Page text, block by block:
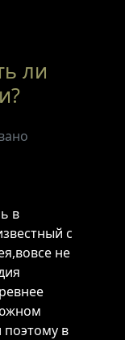
ли
в
с
не
поэтому в